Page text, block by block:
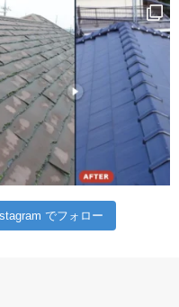
でフォロー